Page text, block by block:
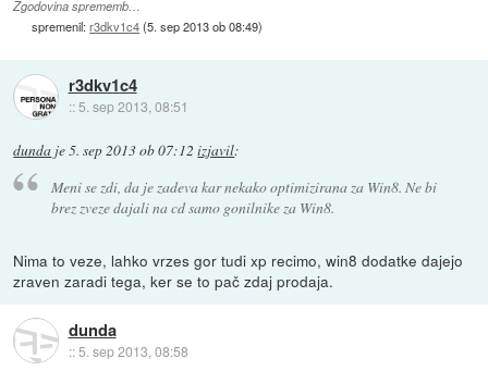
Zgodovina sprememb…
spremenil:r3dkv1c4(5. sep 2013 ob 08:49)
r3dkv1c4
:: 5. sep 2013, 08:51
dunda je5. sep 2013 ob 07:12 izjavil:
Meni se zdi, da je zadeva kar nekako optimizirana za Win8. Ne bi
brez zveze dajali na cd samo gonilnike za Win8.
Nima to veze, lahko vrzes gor tudi xp recimo, win8 dodatke dajejo
zraven zaradi tega, ker se to pač zdaj prodaja.
dunda
::5. sep 2013, 08:58